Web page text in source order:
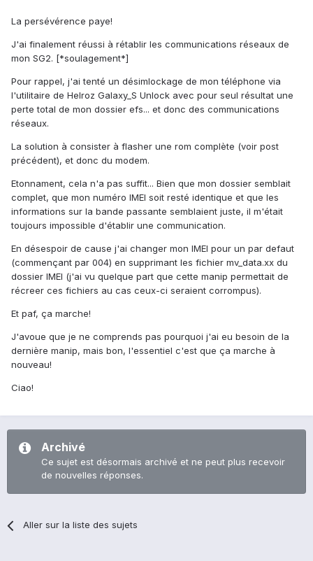
La persévérence paye!
J'ai finalement réussi à rétablir les communications réseaux de
mon SG2. [*soulagement*]
Pour rappel, j'ai tenté un désimlockage de mon téléphone via
l'utilitaire de Helroz Galaxy_S Unlock avec pour seul résultat une
perte total de mon dossier efs... et donc des communications
réseaux.
La solution à consister à flasher une rom complète (voir post
précédent), et donc du modem.
Etonnament, cela n'a pas suffit... Bien que mon dossier semblait
complet, que mon numéro IMEI soit resté identique et que les
informations sur la bande passante semblaient juste, il m'était
toujours impossible d'établir une communication.
En désespoir de cause j'ai changer mon IMEI pour un par defaut
(commençant par 004) en supprimant les fichier mv_data.xx du
dossier IMEI (j'ai vu quelque part que cette manip permettait de
récreer ces fichiers au cas ceux-ci seraient corrompus).
Et paf, ça marche!
J'avoue que je ne comprends pas pourquoi j'ai eu besoin de la
dernière manip, mais bon, l'essentiel c'est que ça marche à
nouveau!
Ciao!
Archivé
Ce sujet est désormais archivé et ne peut plus recevoir
de nouvelles réponses.
Aller sur la liste des sujets